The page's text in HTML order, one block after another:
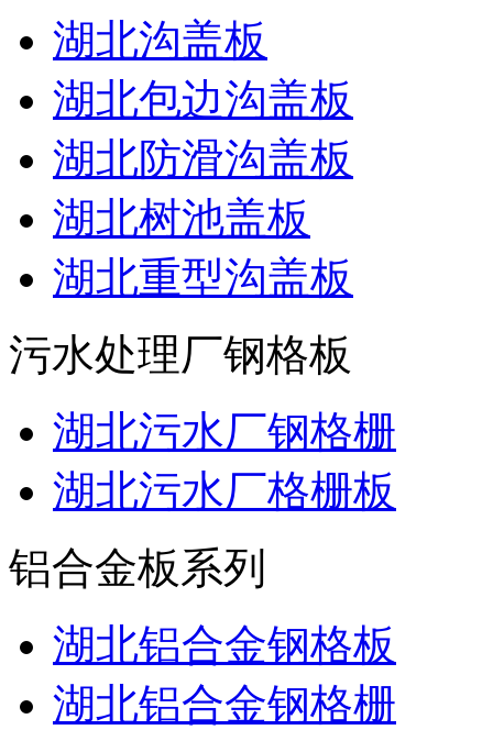
湖北沟盖板
湖北包边沟盖板
湖北防滑沟盖板
湖北树池盖板
湖北重型沟盖板
污水处理厂钢格板
湖北污水厂钢格栅
湖北污水厂格栅板
铝合金板系列
湖北铝合金钢格板
湖北铝合金钢格栅